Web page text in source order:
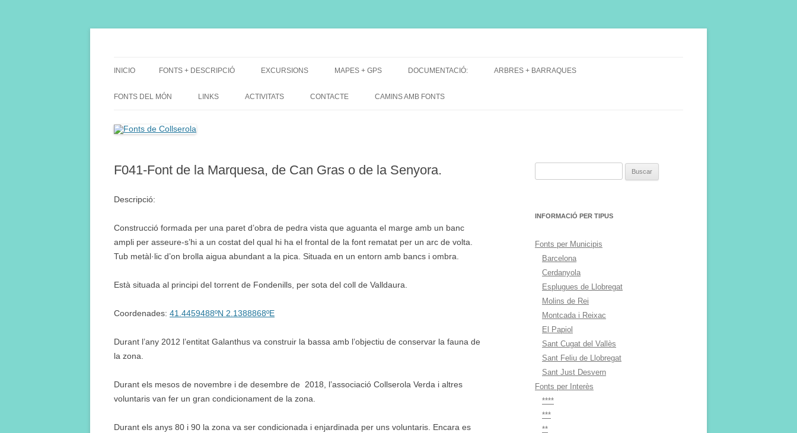
INICIO FONTS + DESCRIPCIÓ EXCURSIONS
DE GRUP
MAPES + GPS
MAPES EXCURSIONS
DOCUMENTACIÓ: ARBRES + BARRAQUES
FONTS DEL MÓN LINKS ACTIVITATS CONTACTE CAMINS AMB FONTS
F041-Font de la Marquesa, de Can Gras o de la Senyora.
Descripció:
Construcció formada per una paret d’obra de pedra vista que aguanta el marge amb un banc
ampli per asseure-s’hi a un costat del qual hi ha el frontal de la font rematat per un arc de volta.
Tub metàl·lic d’on brolla aigua abundant a la pica. Situada en un entorn amb bancs i ombra.
Està situada al principi del torrent de Fondenills, per sota del coll de Valldaura.
Coordenades: 41.4459488ºN 2.1388868ºE
Durant l’any 2012 l’entitat Galanthus va construir la bassa amb l’objectiu de conservar la fauna de
la zona.
Durant els mesos de novembre i de desembre de 2018, l’associació Collserola Verda i altres
voluntaris van fer un gran condicionament de la zona.
Durant els anys 80 i 90 la zona va ser condicionada i enjardinada per uns voluntaris. Encara es
INFORMACIÓ PER TIPUS
Fonts per Municipis
Barcelona
Cerdanyola
Esplugues de Llobregat
Molins de Rei
Montcada i Reixac
El Papiol
Sant Cugat del Vallès
Sant Feliu de Llobregat
Sant Just Desvern
Fonts per Interès
****
***
**